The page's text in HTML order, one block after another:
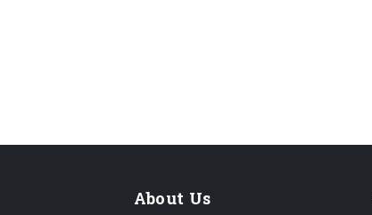
About Us